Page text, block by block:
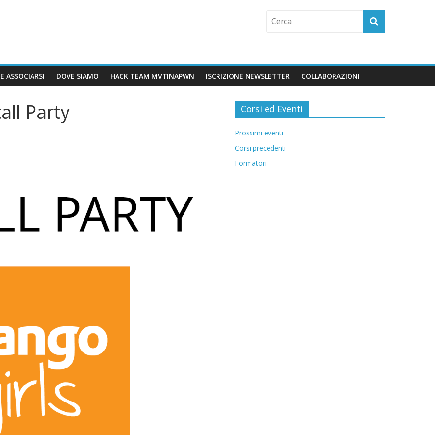
ASSOCIARSI DOVE SIAMO HACK TEAM MVTINAPWN ISCRIZIONE NEWSLETTER COLLABORAZIONI
Party Corsi ed Eventi
Prossimi eventi
Corsi precedenti
Formatori